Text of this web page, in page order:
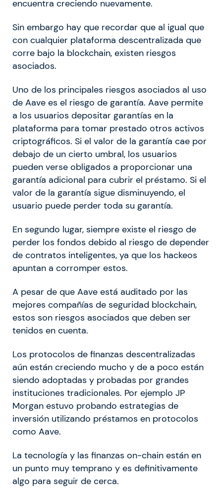
encuentra creciendo nuevamente.
Sin embargo hay que recordar que al igual que
con cualquier plataforma descentralizada que
corre bajo la blockchain, existen riesgos
asociados.
Uno de los principales riesgos asociados al uso
de Aave es el riesgo de garantía. Aave permite
a los usuarios depositar garantías en la
plataforma para tomar prestado otros activos
criptográficos. Si el valor de la garantía cae por
debajo de un cierto umbral, los usuarios
pueden verse obligados a proporcionar una
garantía adicional para cubrir el préstamo. Si el
valor de la garantía sigue disminuyendo, el
usuario puede perder toda su garantía.
En segundo lugar, siempre existe el riesgo de
perder los fondos debido al riesgo de depender
de contratos inteligentes, ya que los hackeos
apuntan a corromper estos.
A pesar de que Aave está auditado por las
mejores compañías de seguridad blockchain,
estos son riesgos asociados que deben ser
tenidos en cuenta.
Los protocolos de finanzas descentralizadas
aún están creciendo mucho y de a poco están
siendo adoptadas y probadas por grandes
instituciones tradicionales. Por ejemplo JP
Morgan estuvo probando estrategias de
inversión utilizando préstamos en protocolos
como Aave.
La tecnología y las finanzas on-chain están en
un punto muy temprano y es definitivamente
algo para seguir de cerca.